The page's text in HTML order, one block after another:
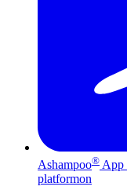
Ashampoo® App
platformon